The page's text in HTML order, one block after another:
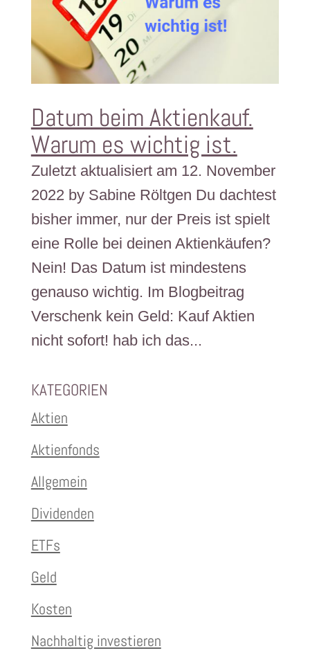
Datum beim Aktienkauf.
Warum es wichtig ist.
Zuletzt aktualisiert am 12. November
2022 by Sabine Röltgen Du dachtest
bisher immer, nur der Preis ist spielt
eine Rolle bei deinen Aktienkäufen?
Nein! Das Datum ist mindestens
genauso wichtig. Im Blogbeitrag
Verschenk kein Geld: Kauf Aktien
nicht sofort! hab ich das...
KATEGORIEN
Aktien
Aktienfonds
Allgemein
Dividenden
ETFs
Geld
Kosten
Nachhaltig investieren